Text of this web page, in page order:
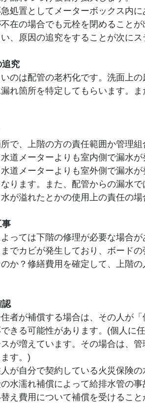
処置としてメーターボックス内に
在の場合でも元栓を閉めること
、原因の追究をすることが次にス
究
のは配管の老朽化です。洗面上
れ箇所を特定してもらいます。
で、上階の方の責任範囲か管理組
道メーターよりも室内側で漏水
道メーターよりも室外側で漏水
ります。また、配管からの漏水
が溢れたとかの使用上の責任の
っては下階の修理が必要な場合
でカビが発生しており、ボード
か？修繕費用を確定して、上階
者が補償する場合は、その人が
きる可能性があります。(個人に
が増えています。その場合は、
す。)
が自分で契約している火災保険
水濡れ補償によって給排水管の事
え費用について補償を受けること